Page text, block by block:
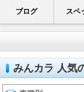
ブログ スペ
みんカラ 人気